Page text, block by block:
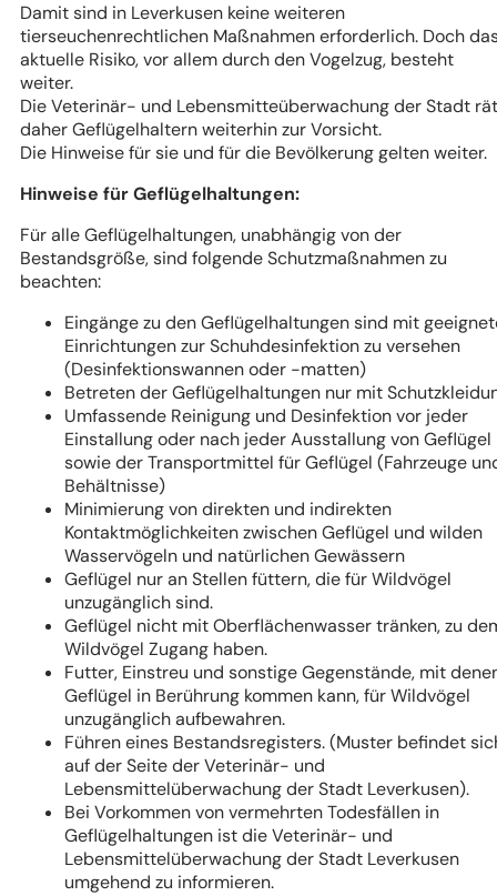
Damit sind in Leverkusen keine weiteren
tierseuchenrechtlichen Maßnahmen erforderlich. Doch
aktuelle Risiko, vor allem durch den Vogelzug, besteht
weiter.
Die Veterinär- und Lebensmitteüberwachung der Stadt rät
daher Geflügelhaltern weiterhin zur Vorsicht.
Die Hinweise für sie und für die Bevölkerung gelten
Hinweise für Geflügelhaltungen:
Für alle Geflügelhaltungen, unabhängig von der
Bestandsgröße, sind folgende Schutzmaßnahmen zu
beachten:
Eingänge zu den Geflügelhaltungen sind mit
Einrichtungen zur Schuhdesinfektion zu versehen
(Desinfektionswannen oder -matten)
Betreten der Geflügelhaltungen nur mit
Umfassende Reinigung und Desinfektion vor jeder
Einstallung oder nach jeder Ausstallung von Geflügel
sowie der Transportmittel für Geflügel (Fahrzeuge
Behältnisse)
Minimierung von direkten und indirekten
Kontaktmöglichkeiten zwischen Geflügel und wilden
Wasservögeln und natürlichen Gewässern
Geflügel nur an Stellen füttern, die für Wildvögel
unzugänglich sind.
Geflügel nicht mit Oberflächenwasser tränken, zu
Wildvögel Zugang haben.
Futter, Einstreu und sonstige Gegenstände, mit
Geflügel in Berührung kommen kann, für Wildvögel
unzugänglich aufbewahren.
Führen eines Bestandsregisters. (Muster befindet
auf der Seite der Veterinär- und
Lebensmittelüberwachung der Stadt Leverkusen).
Bei Vorkommen von vermehrten Todesfällen in
Geflügelhaltungen ist die Veterinär- und
Lebensmittelüberwachung der Stadt Leverkusen
umgehend zu informieren.